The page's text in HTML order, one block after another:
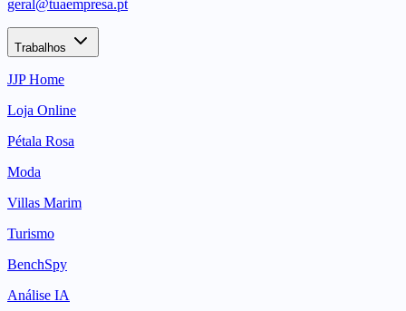
geral@tuaempresa.pt
Trabalhos
JJP Home
Loja Online
Pétala Rosa
Moda
Villas Marim
Turismo
BenchSpy
Análise IA